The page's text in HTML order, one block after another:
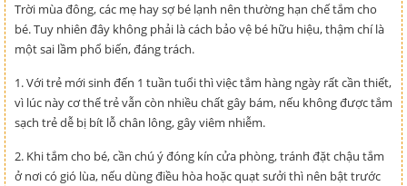
Trời mùa đông, các mẹ hay sợ bé lạnh nên thường hạn chế tắm cho
bé. Tuy nhiên đây không phải là cách bảo vệ bé hữu hiệu, thậm chí là
một sai lầm phổ biến, đáng trách.
1. Với trẻ mới sinh đến 1 tuần tuổi thì việc tắm hàng ngày rất cần thiết,
vì lúc này cơ thể trẻ vẫn còn nhiều chất gây bám, nếu không được tắm
sạch trẻ dễ bị bít lỗ chân lông, gây viêm nhiễm.
2. Khi tắm cho bé, cần chú ý đóng kín cửa phòng, tránh đặt chậu tắm
ở nơi có gió lùa, nếu dùng điều hòa hoặc quạt sưởi thì nên bật trước